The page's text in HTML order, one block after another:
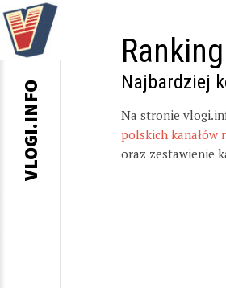
Najbardziej
Na stronie
polskich kanałów
oraz zestawienie
VLOGI.INFO